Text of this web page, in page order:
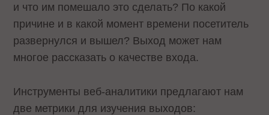
и что им помешало это сделать? По какой
причине и в какой момент времени посетитель
развернулся и вышел? Выход может нам
многое рассказать о качестве входа.
Инструменты веб-аналитики предлагают нам
две метрики для изучения выходов: